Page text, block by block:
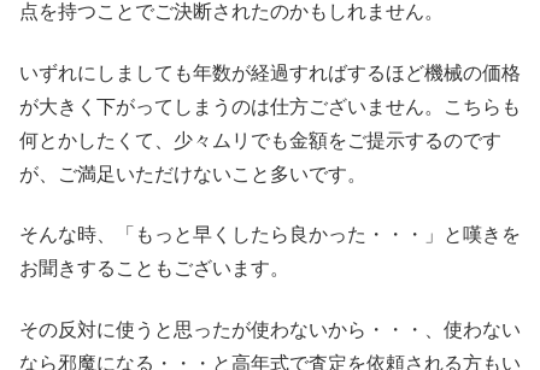
点を持つことでご決断されたのかもしれません。
いずれにしましても年数が経過すればするほど機械の価格
が大きく下がってしまうのは仕方ございません。こちらも
何とかしたくて、少々ムリでも金額をご提示するのです
が、ご満足いただけないこと多いです。
そんな時、「もっと早くしたら良かった・・・」と嘆きを
お聞きすることもございます。
その反対に使うと思ったが使わないから・・・、使わない
なら邪魔になる・・・と高年式で査定を依頼される方もい